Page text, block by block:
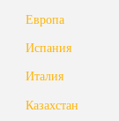
Европа
Испания
Италия
Казахстан